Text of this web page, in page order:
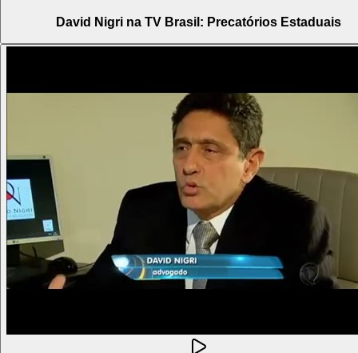
David Nigri na TV Brasil: Precatórios Estaduais